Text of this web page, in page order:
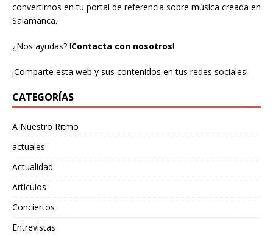
convertirnos en tu portal de referencia sobre música creada en
Salamanca.
¿Nos ayudas? !Contacta con nosotros!
¡Comparte esta web y sus contenidos en tus redes sociales!
CATEGORÍAS
A Nuestro Ritmo
actuales
Actualidad
Artículos
Conciertos
Entrevistas